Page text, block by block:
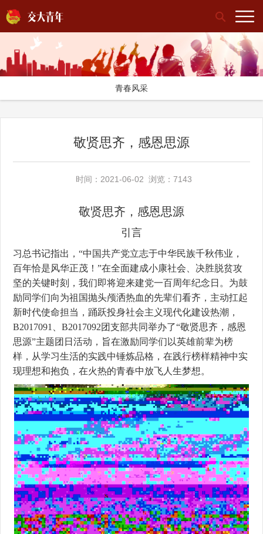
青春风采
敬贤思齐，感恩思源
时间：2021-06-02 浏览：7143
敬贤思齐，感恩思源
引言
习总书记指出，“中国共产党立志于中华民族千秋伟业，
百年恰是风华正茂！”在全面建成小康社会、决胜脱贫攻
坚的关键时刻，我们即将迎来建党一百周年纪念日。为鼓
励同学们向为祖国抛头颅洒热血的先辈们看齐，主动扛起
新时代使命担当，踊跃投身社会主义现代化建设热潮，
B2017091、B2017092团支部共同举办了“敬贤思齐，感恩
思源”主题团日活动，旨在激励同学们以英雄前辈为榜
样，从学习生活的实践中锤炼品格，在践行榜样精神中实
现理想和抱负，在火热的青春中放飞人生梦想。